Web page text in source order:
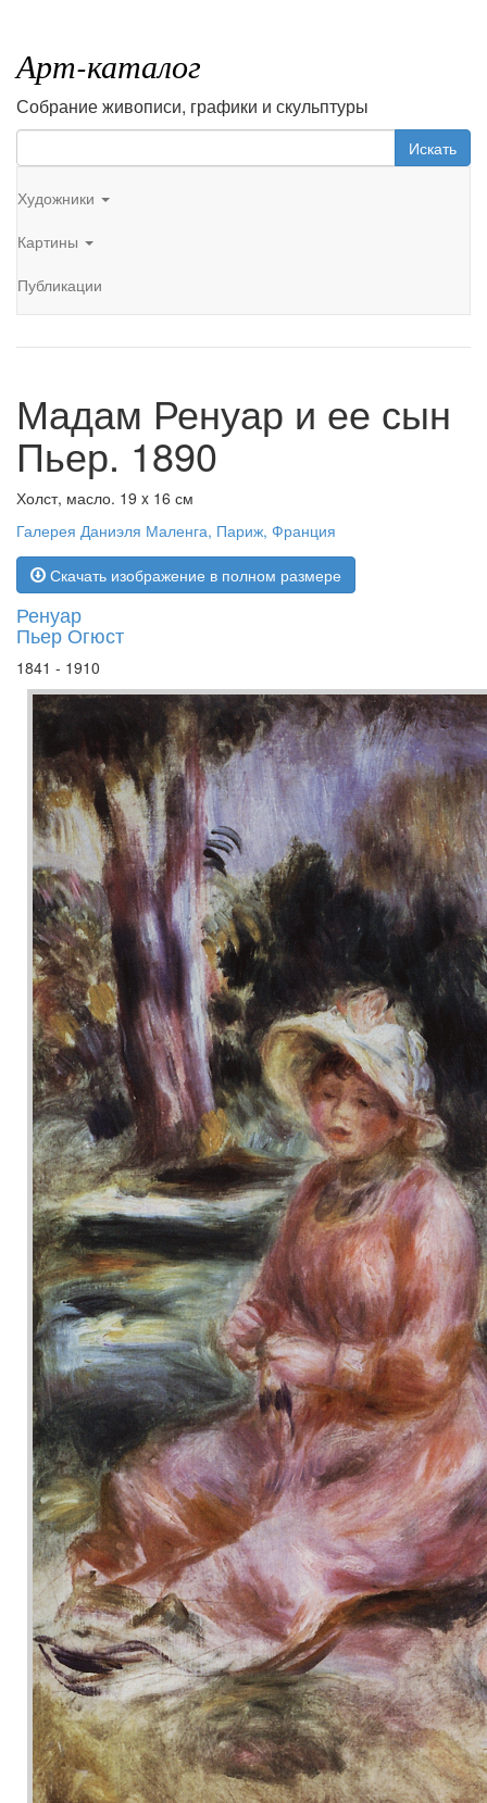
Арт-каталог
Собрание живописи, графики и скульптуры
Искать
Художники
Картины
Публикации
Мадам Ренуар и ее сын
Пьер. 1890
Холст, масло. 19 x 16 см
Галерея Даниэля Маленга, Париж, Франция
Скачать изображение в полном размере
Ренуар
Пьер Огюст
1841 - 1910